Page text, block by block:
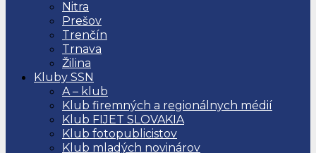
Nitra
Prešov
Trenčín
Trnava
Žilina
Kluby SSN
A – klub
Klub firemných a regionálnych médií
Klub FIJET SLOVAKIA
Klub fotopublicistov
Klub mladých novinárov